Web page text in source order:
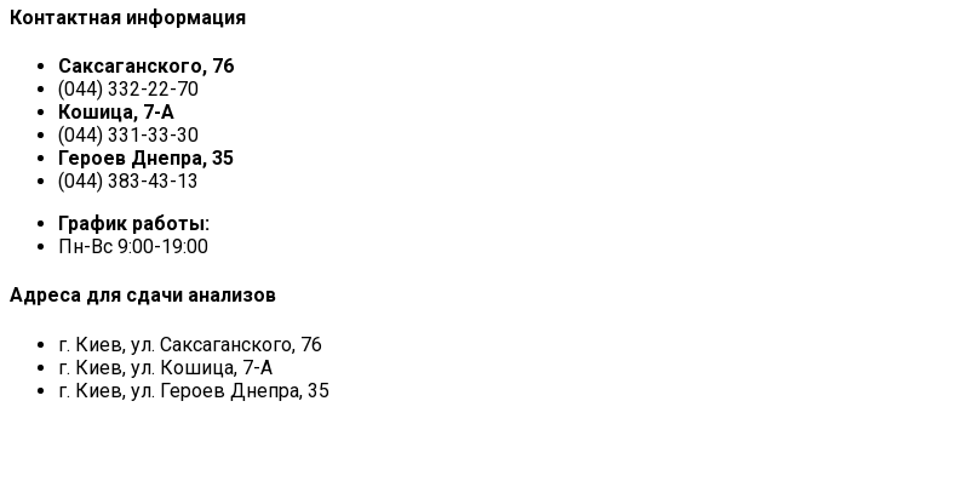
Контактная информация
Саксаганского, 76
(044) 332-22-70
Кошица, 7-А
(044) 331-33-30
Героев Днепра, 35
(044) 383-43-13
График работы:
Пн-Вс 9:00-19:00
Адреса для сдачи анализов
г. Киев, ул. Саксаганского, 76
г. Киев, ул. Кошица, 7-А
г. Киев, ул. Героев Днепра, 35